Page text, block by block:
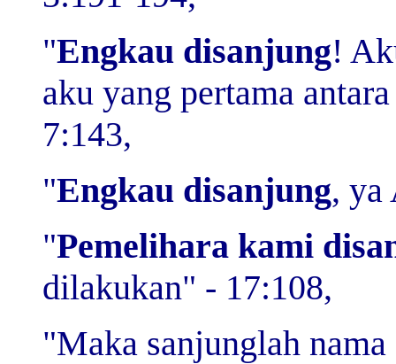
"Engkau disanjung!
aku yang pertama
7:143,
"Engkau disanjung, ya
"Pemelihara kami
dilakukan" - 17:108,
"Maka sanjunglah